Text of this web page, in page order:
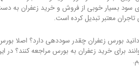
سود بسیار خوبی از فروش و خرید زعفران به
تاجران معتبر تبدیل کرده است.
بورس زعفران چقدر سوددهی دارد؟ اصلا
خرید زعفران به بورس مراجعه کنند؟ در